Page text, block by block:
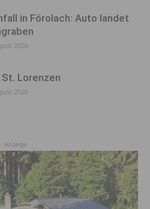
in Förolach: Auto landet
2026
Lorenzen
2026
Anzeige